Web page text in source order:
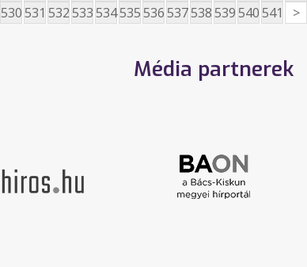
530531 532533534535536537538539540541 >
Média partnerek